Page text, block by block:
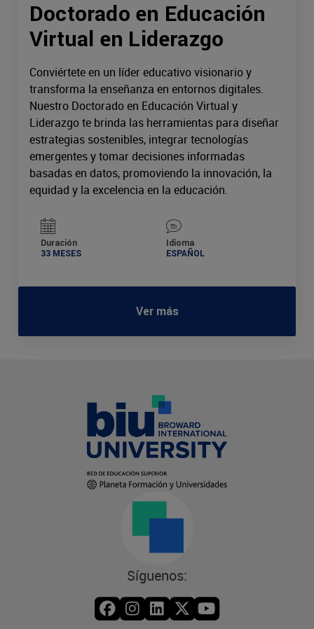
Doctorado en Educación
Virtual en Liderazgo
Conviértete en un líder educativo visionario y
transforma la enseñanza en entornos digitales.
Nuestro Doctorado en Educación Virtual y
Liderazgo te brinda las herramientas para diseñar
estrategias sostenibles, integrar tecnologías
emergentes y tomar decisiones informadas
basadas en datos, promoviendo la innovación, la
equidad y la excelencia en la educación.
Duración
33 MESES
Idioma
ESPAÑOL
Ver más
Síguenos: